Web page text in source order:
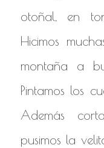
otoñal, en
Hicimos
montaña a
Pintamos los
Además
pusimos la